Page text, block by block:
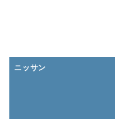
ニッサン